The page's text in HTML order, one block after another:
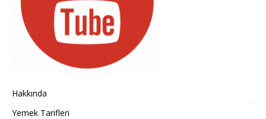
Hakkında
Yemek Tarifleri